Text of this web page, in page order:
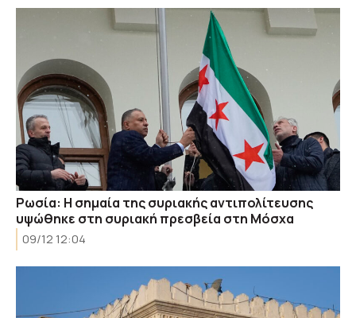
Ρωσία: Η σημαία της συριακής αντιπολίτευσης
υψώθηκε στη συριακή πρεσβεία στη Μόσχα
09/12 12:04